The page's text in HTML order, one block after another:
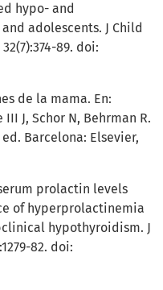
hypo- and
adolescents. J Child
89. doi:
de la mama. En:
J, Schor N, Behrman R.
Barcelona: Elsevier,
prolactin levels
of hyperprolactinemia
hypothyroidism. J
82. doi: